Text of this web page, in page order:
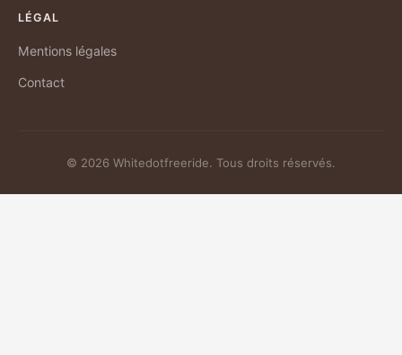
LÉGAL
Mentions légales
Contact
© 2026 Whitedotfreeride. Tous droits réservés.